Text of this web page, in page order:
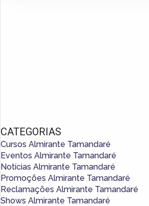
CATEGORIAS
Cursos Almirante Tamandaré
Eventos Almirante Tamandaré
Notícias Almirante Tamandaré
Promoções Almirante Tamandaré
Reclamações Almirante Tamandaré
Shows Almirante Tamandaré